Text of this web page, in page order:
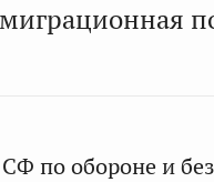
по обороне и